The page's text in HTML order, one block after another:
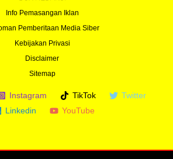
Info Pemasangan Iklan
Pemberitaan Media Siber
Kebijakan Privasi
Disclaimer
Sitemap
Instagram TikTok
Twitter
Linkedin
YouTube